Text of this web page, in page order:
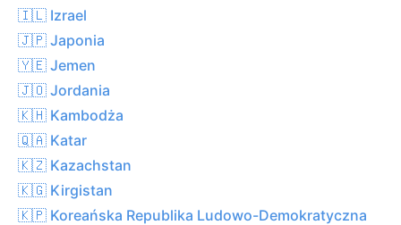
🇮🇱 Izrael
🇯🇵 Japonia
🇾🇪 Jemen
🇯🇴 Jordania
🇰🇭 Kambodża
🇶🇦 Katar
🇰🇿 Kazachstan
🇰🇬 Kirgistan
🇰🇵 Koreańska Republika Ludowo-Demokratyczna